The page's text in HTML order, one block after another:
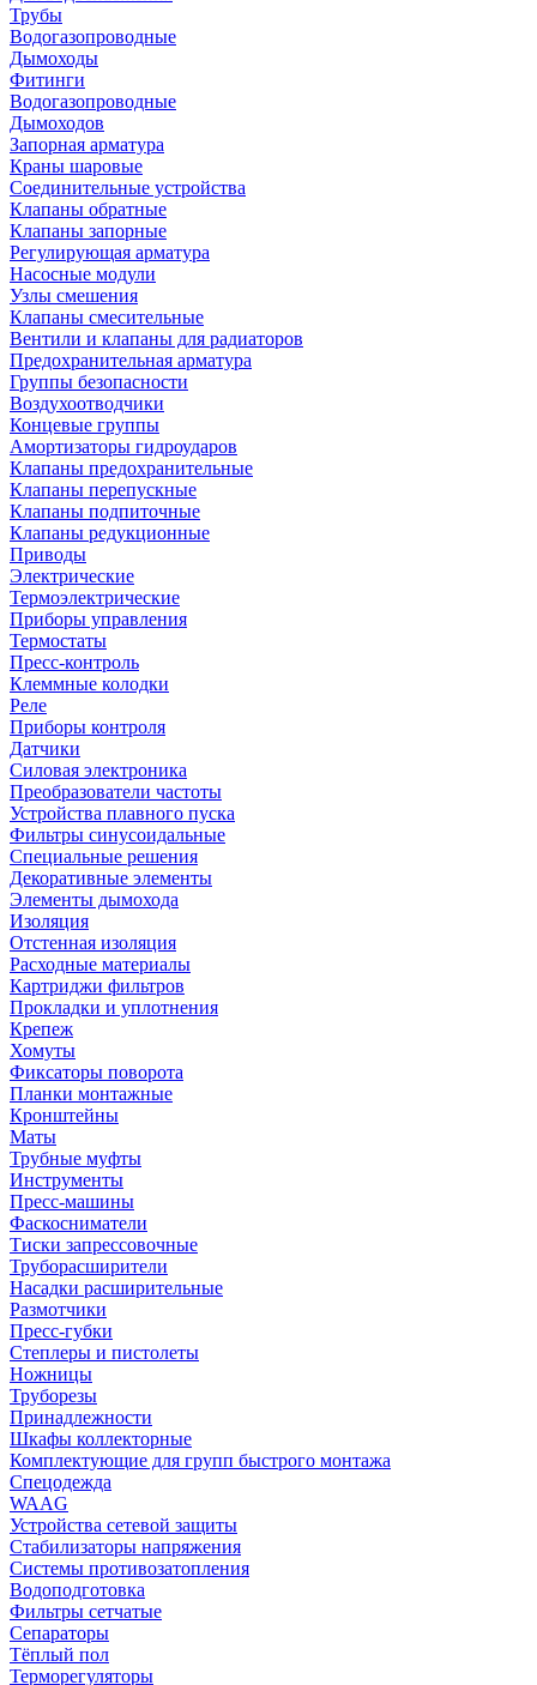
Трубы
Водогазопроводные
Дымоходы
Фитинги
Водогазопроводные
Дымоходов
Запорная арматура
Краны шаровые
Соединительные устройства
Клапаны обратные
Клапаны запорные
Регулирующая арматура
Насосные модули
Узлы смешения
Клапаны смесительные
Вентили и клапаны для радиаторов
Предохранительная арматура
Группы безопасности
Воздухоотводчики
Концевые группы
Амортизаторы гидроударов
Клапаны предохранительные
Клапаны перепускные
Клапаны подпиточные
Клапаны редукционные
Приводы
Электрические
Термоэлектрические
Приборы управления
Термостаты
Пресс-контроль
Клеммные колодки
Реле
Приборы контроля
Датчики
Силовая электроника
Преобразователи частоты
Устройства плавного пуска
Фильтры синусоидальные
Специальные решения
Декоративные элементы
Элементы дымохода
Изоляция
Отстенная изоляция
Расходные материалы
Картриджи фильтров
Прокладки и уплотнения
Крепеж
Хомуты
Фиксаторы поворота
Планки монтажные
Кронштейны
Маты
Трубные муфты
Инструменты
Пресс-машины
Фаскосниматели
Тиски запрессовочные
Труборасширители
Насадки расширительные
Размотчики
Пресс-губки
Степлеры и пистолеты
Ножницы
Труборезы
Принадлежности
Шкафы коллекторные
Комплектующие для групп быстрого монтажа
Спецодежда
WAAG
Устройства сетевой защиты
Стабилизаторы напряжения
Системы противозатопления
Водоподготовка
Фильтры сетчатые
Сепараторы
Тёплый пол
Терморегуляторы